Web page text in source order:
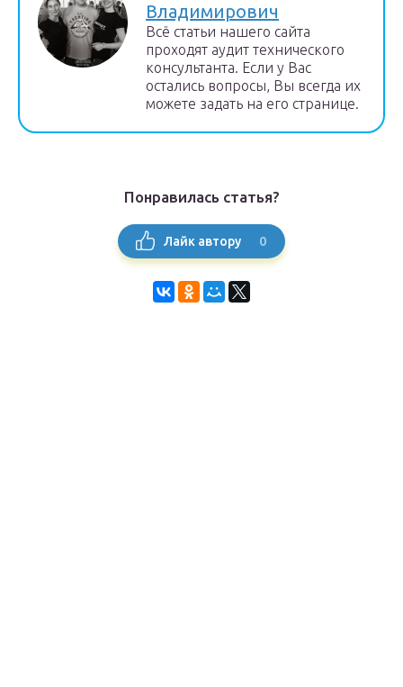
Владимирович
Всё статьи нашего сайта
проходят аудит технического
консультанта. Если у Вас
остались вопросы, Вы всегда их
можете задать на его странице.
Понравилась статья?
Лайк автору 0